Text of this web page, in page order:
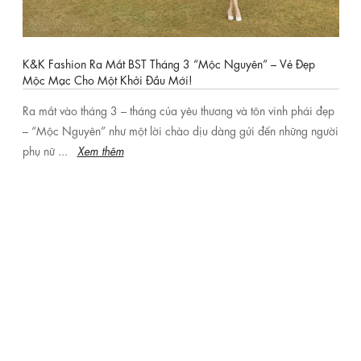
giúp các cô nàng công sở giấu đi khuyết điểm chưa hoàn hảo trên cơ
thể.
Váy đầm suông
: Items được các cô nàng có dáng người chưa hoàn
hảo ưa chuộng, vì nó có khả năng che mọi khuyết điểm: eo thô, bụng
những đường cong cơ thể mềm mại, tôn dáng hơn, hãy khéo léo phối
một chiếc dây thắt lưng vừa vặn để nhấn nhá vòng eo một cách hợp lý
nhé.
K&K Fashion Ra Mắt BST Tháng 3 “Mộc Nguyên” – Vẻ Đẹp
Mộc Mạc Cho Một Khởi Đầu Mới!
Ra mắt vào tháng 3 – tháng của yêu thương và tôn vinh phái đẹp
– “Mộc Nguyên” như một lời chào dịu dàng gửi đến những người
phụ nữ ...
Xem thêm